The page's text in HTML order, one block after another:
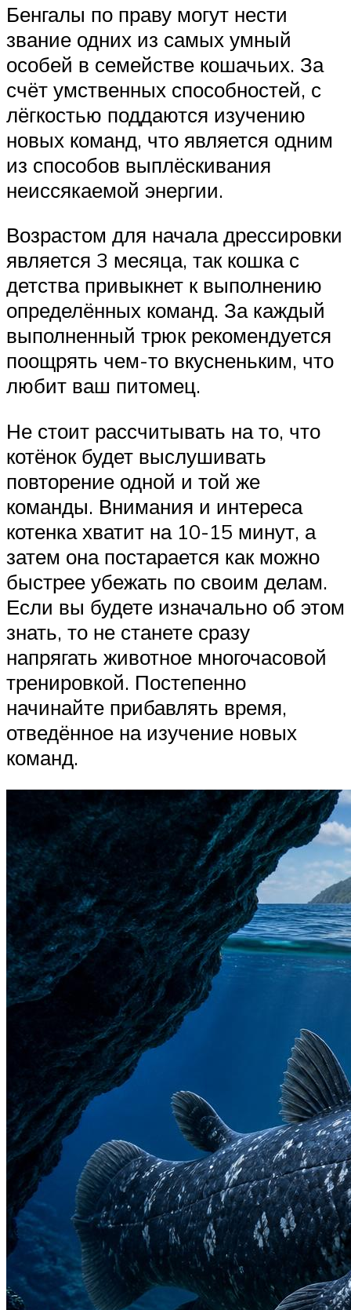
Бенгалы по праву могут нести
звание одних из самых умный
особей в семействе кошачьих. За
счёт умственных способностей, с
лёгкостью поддаются изучению
новых команд, что является одним
из способов выплёскивания
неиссякаемой энергии.
Возрастом для начала дрессировки
является 3 месяца, так кошка с
детства привыкнет к выполнению
определённых команд. За каждый
выполненный трюк рекомендуется
поощрять чем-то вкусненьким, что
любит ваш питомец.
Не стоит рассчитывать на то, что
котёнок будет выслушивать
повторение одной и той же
команды. Внимания и интереса
котенка хватит на 10-15 минут, а
затем она постарается как можно
быстрее убежать по своим делам.
Если вы будете изначально об этом
знать, то не станете сразу
напрягать животное многочасовой
тренировкой. Постепенно
начинайте прибавлять время,
отведённое на изучение новых
команд.